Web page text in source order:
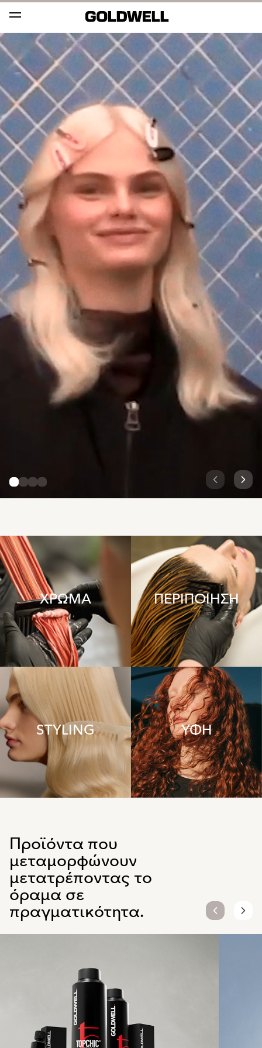
ΧΡΩΜΑ ΠΕΡΙΠΟΙΗΣΗ
STYLING ΥΦΗ
Προϊόντα που
μεταμορφώνουν
μετατρέποντας το
όραμα σε
πραγματικότητα.